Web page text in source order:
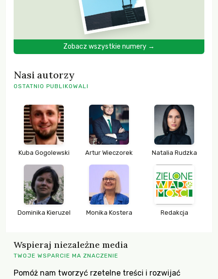
Zobacz wszystkie numery →
Nasi autorzy
OSTATNIO PUBLIKOWALI
Kuba Gogolewski Artur Wieczorek Natalia Rudzka
Dominika Kieruzel Monika Kostera Redakcja
Wspieraj niezależne media
TWOJE WSPARCIE MA ZNACZENIE
Pomóż nam tworzyć rzetelne treści i rozwijać